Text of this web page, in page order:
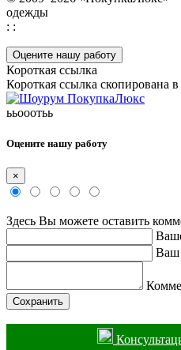
одежды
: :
Оцените нашу работу
Короткая ссылка
Короткая ссылка скопирована
ььооотьь
Оцените нашу работу
×
Здесь Вы можете оставить
Ваш
Сохранить